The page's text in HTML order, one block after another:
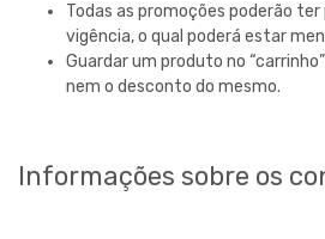
Todas as promoções poderão
vigência, o qual poderá estar
Guardar um produto no
nem o desconto do mesmo.
Informações sobre os